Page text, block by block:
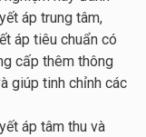
áp trung tâm,
áp tiêu chuẩn có
cấp thêm thông
giúp tinh chỉnh các
áp tâm thu và